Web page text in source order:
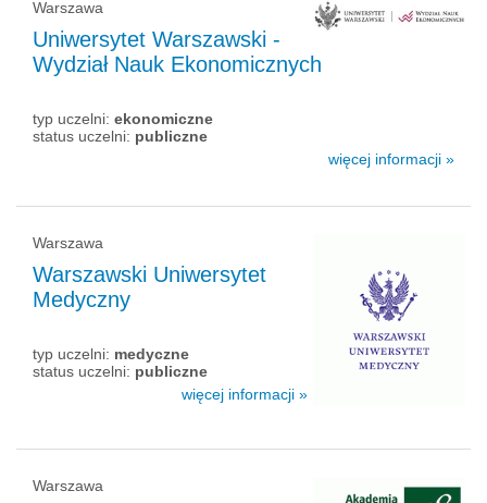
Warszawa
Uniwersytet Warszawski -
Wydział Nauk Ekonomicznych
typ uczelni: ekonomiczne
status uczelni: publiczne
więcej informacji »
Warszawa
Warszawski Uniwersytet
Medyczny
typ uczelni: medyczne
status uczelni: publiczne
więcej informacji »
Warszawa